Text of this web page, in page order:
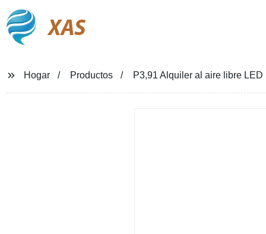
XAS
Hogar Productos P3,91 Alquiler al aire libre